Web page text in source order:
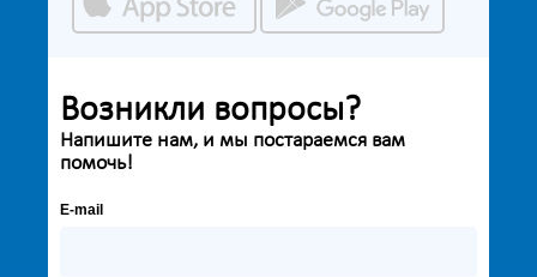
Возникли вопросы?
Напишите нам, и мы постараемся вам
помочь!
E-mail